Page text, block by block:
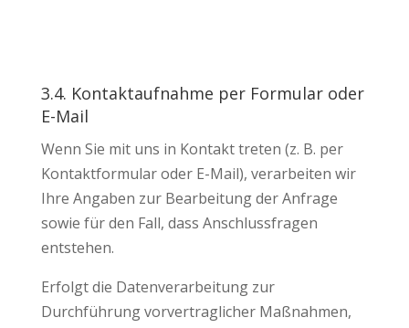
3.4. Kontaktaufnahme per Formular oder
E-Mail
Wenn Sie mit uns in Kontakt treten (z. B. per
Kontaktformular oder E-Mail), verarbeiten wir
Ihre Angaben zur Bearbeitung der Anfrage
sowie für den Fall, dass Anschlussfragen
entstehen.
Erfolgt die Datenverarbeitung zur
Durchführung vorvertraglicher Maßnahmen,